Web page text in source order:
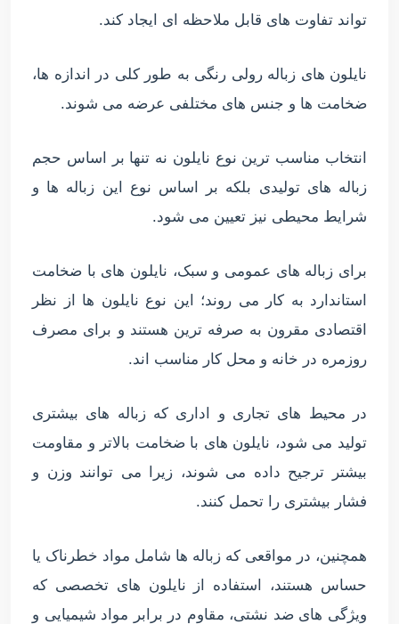
تواند تفاوت های قابل ملاحظه ای ایجاد کند.
نایلون های زباله رولی رنگی به طور کلی در اندازه ها،
ضخامت ها و جنس های مختلفی عرضه می شوند.
انتخاب مناسب ترین نوع نایلون نه تنها بر اساس حجم
زباله های تولیدی بلکه بر اساس نوع این زباله ها و
شرایط محیطی نیز تعیین می شود.
برای زباله های عمومی و سبک، نایلون های با ضخامت
استاندارد به کار می روند؛ این نوع نایلون ها از نظر
اقتصادی مقرون به صرفه ترین هستند و برای مصرف
روزمره در خانه و محل کار مناسب اند.
در محیط های تجاری و اداری که زباله های بیشتری
تولید می شود، نایلون های با ضخامت بالاتر و مقاومت
بیشتر ترجیح داده می شوند، زیرا می توانند وزن و
فشار بیشتری را تحمل کنند.
همچنین، در مواقعی که زباله ها شامل مواد خطرناک یا
حساس هستند، استفاده از نایلون های تخصصی که
ویژگی های ضد نشتی، مقاوم در برابر مواد شیمیایی و